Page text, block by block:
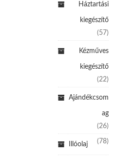
Háztartási
kiegészítő
(57)
Kézműves
kiegészítő
(22)
Ajándékcsom
ag
(26)
Illóolaj (78)